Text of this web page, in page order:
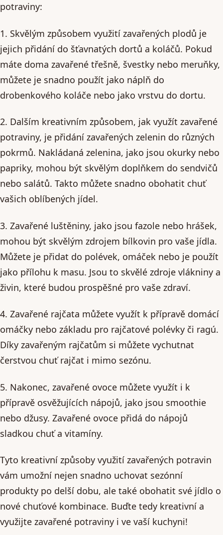
potraviny:
1. Skvělým způsobem využití zavařených plodů je
jejich přidání do šťavnatých dortů a koláčů. Pokud
máte doma zavařené třešně, švestky nebo meruňky,
můžete je snadno použít jako náplň do
drobenkového koláče nebo jako vrstvu do dortu.
2. Dalším kreativním způsobem, jak využít zavařené
potraviny, je přidání zavařených zelenin do různých
pokrmů. Nakládaná zelenina, jako jsou okurky nebo
papriky, mohou být skvělým doplňkem do sendvičů
nebo salátů. Takto můžete snadno obohatit chuť
vašich oblíbených jídel.
3. Zavařené luštěniny, jako jsou fazole nebo hrášek,
mohou být skvělým zdrojem bílkovin pro vaše jídla.
Můžete je přidat do polévek, omáček nebo je použít
jako přílohu k masu. Jsou to skvělé zdroje vlákniny a
živin, které budou prospěšné pro vaše zdraví.
4. Zavařené rajčata můžete využít k přípravě domácí
omáčky nebo základu pro rajčatové polévky či ragú.
Díky zavařeným rajčatům si můžete vychutnat
čerstvou chuť rajčat i mimo sezónu.
5. Nakonec, zavařené ovoce můžete využít i k
přípravě osvěžujících nápojů, jako jsou smoothie
nebo džusy. Zavařené ovoce přidá do nápojů
sladkou chuť a vitamíny.
Tyto kreativní způsoby využití zavařených potravin
vám umožní nejen snadno uchovat sezónní
produkty po delší dobu, ale také obohatit své jídlo o
nové chuťové kombinace. Buďte tedy kreativní a
využijte zavařené potraviny i ve vaší kuchyni!